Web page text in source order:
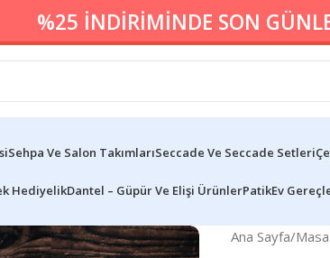
%25 İNDİRİMİNDE SON
Sehpa Ve Salon TakımlarıSeccade Ve Seccade Setleri
HediyelikDantel – Güpür Ve Elişi ÜrünlerPatikEv
Ana Sayfa/